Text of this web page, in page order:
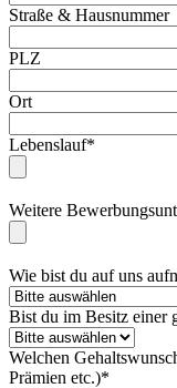
Straße & Hausnummer
PLZ
Ort
Lebenslauf*
Weitere
Wie bist du auf uns
Bist du im Besitz einer
Welchen
Prämien etc.)*